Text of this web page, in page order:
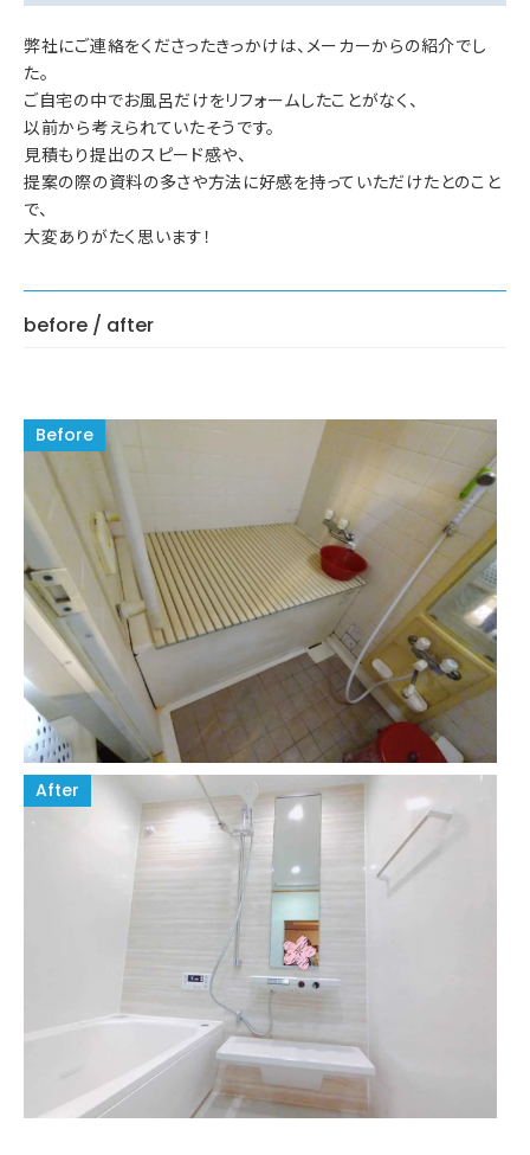
弊社にご連絡をくださったきっかけは、メーカーからの紹介でし
た。
ご自宅の中でお風呂だけをリフォームしたことがなく、
以前から考えられていたそうです。
見積もり提出のスピード感や、
提案の際の資料の多さや方法に好感を持っていただけたとのこと
で、
大変ありがたく思います！
before / after